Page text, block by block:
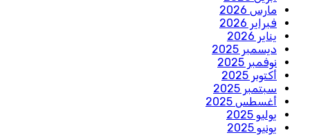
مارس 2026
فبراير 2026
يناير 2026
ديسمبر 2025
نوفمبر 2025
أكتوبر 2025
سبتمبر 2025
أغسطس 2025
يوليو 2025
يونيو 2025